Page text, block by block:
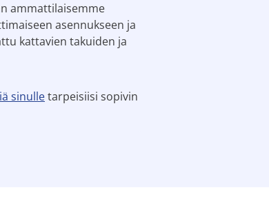
ammattilaisemme
asennukseen ja
kattavien takuiden ja
sinulletarpeisiisi sopivin